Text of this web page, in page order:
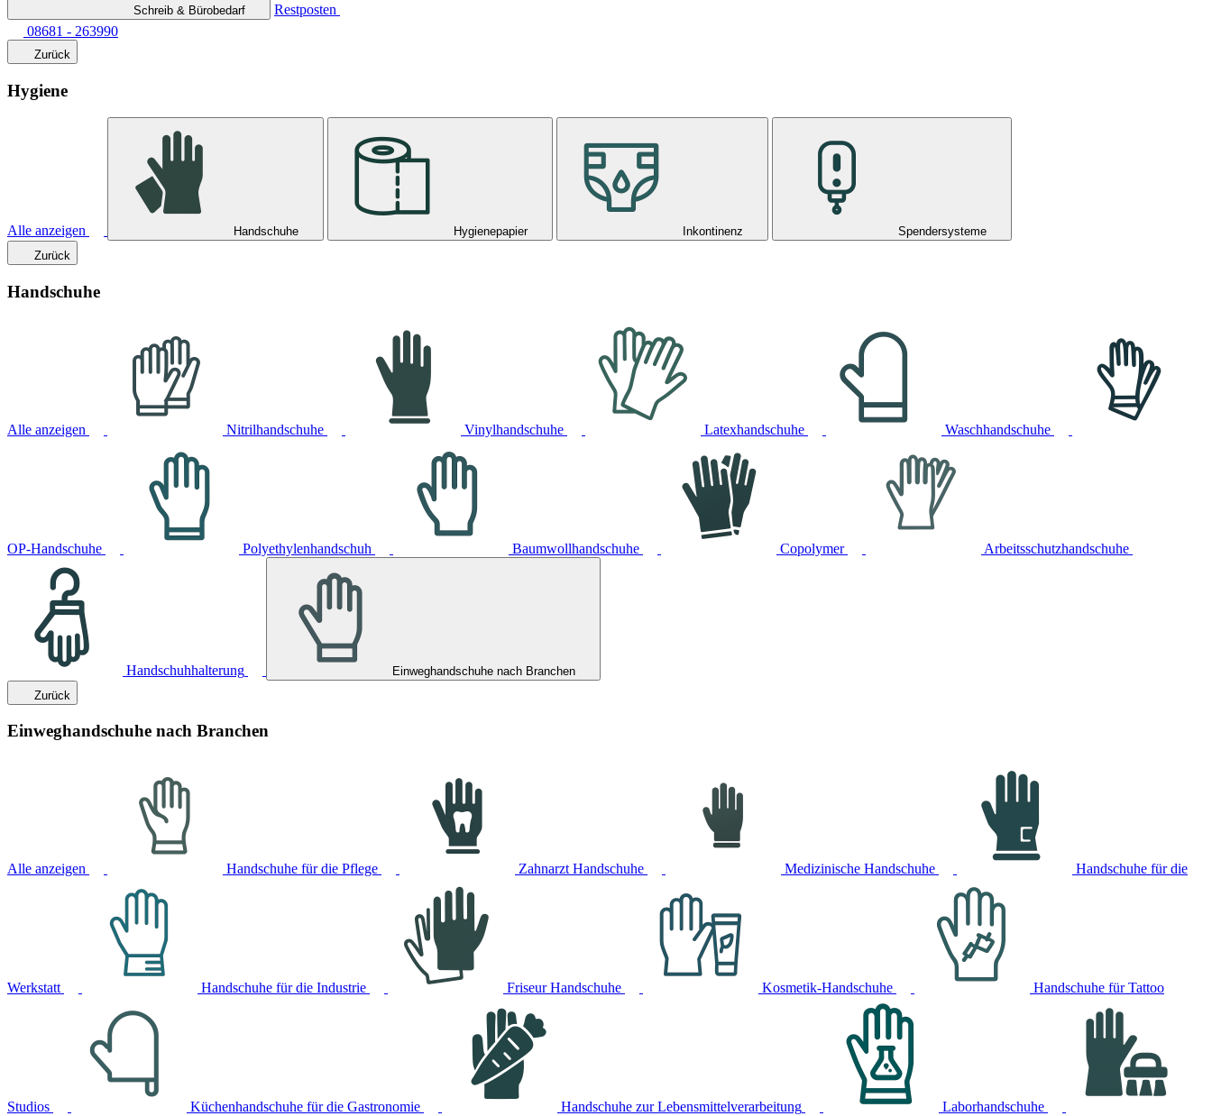
Schreib & Bürobedarf
Restposten
08681 - 263990
Zurück
Hygiene
Alle anzeigen Handschuhe Hygienepapier Inkontinenz
Spendersysteme
Zurück
Handschuhe
Alle anzeigen Nitrilhandschuhe Vinylhandschuhe Latexhandschuhe Waschhandschuhe
OP-Handschuhe Polyethylenhandschuh Baumwollhandschuhe Copolymer Arbeitsschutzhandschuhe
Handschuhhalterung
Einweghandschuhe nach Branchen
Zurück
Einweghandschuhe nach Branchen
Alle anzeigen Handschuhe für die Pflege Zahnarzt Handschuhe Medizinische Handschuhe Handschuhe für die
Werkstatt Handschuhe für die Industrie Friseur Handschuhe Kosmetik-Handschuhe Handschuhe für Tattoo
Studios Küchenhandschuhe für die Gastronomie Handschuhe zur Lebensmittelverarbeitung
Laborhandschuhe